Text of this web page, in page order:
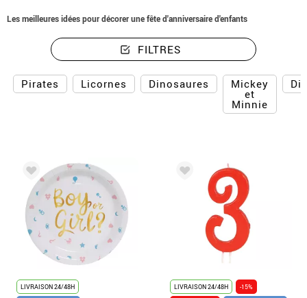
estampados, cual sea su favorito, se proyectará un clima de festejo
anhelada reunión.
Les meilleures idées pour décorer une fête d'anniversaire d'enfants
FILTRES
Pirates Licornes Dinosaures Mickey
et
Minnie
LIVRAISON 24/48H
LIVRAISON 24/48H
-15%